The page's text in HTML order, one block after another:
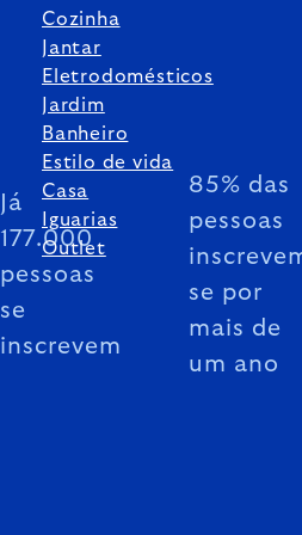
Já
177.000
pessoas
se
inscrevem
85% das
pessoas
se por
mais de
um ano
Cozinha
Jantar
Eletrodomésticos
Jardim
Banheiro
Estilo de vida
Casa
Iguarias
Outlet